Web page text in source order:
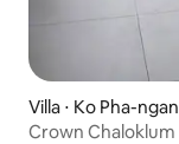
Villa ⋅ Ko Pha-ngan
Crown Chaloklum